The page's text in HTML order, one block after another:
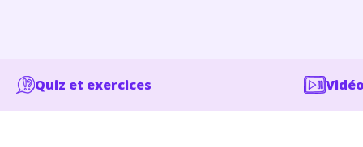
Quiz et exercices